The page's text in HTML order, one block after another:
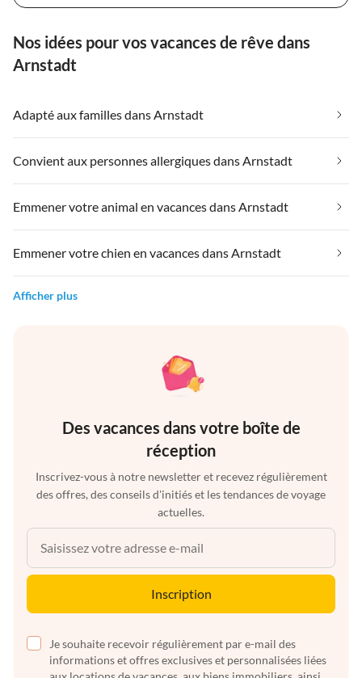
Nos idées pour vos vacances de rêve dans
Arnstadt
Adapté aux familles dans Arnstadt
Convient aux personnes allergiques dans Arnstadt
Emmener votre animal en vacances dans Arnstadt
Emmener votre chien en vacances dans Arnstadt
Afficher plus
Des vacances dans votre boîte de
réception
Inscrivez-vous à notre newsletter et recevez régulièrement
des offres, des conseils d'initiés et les tendances de voyage
actuelles.
Inscription
Je souhaite recevoir régulièrement par e-mail des
informations et offres exclusives et personnalisées liées